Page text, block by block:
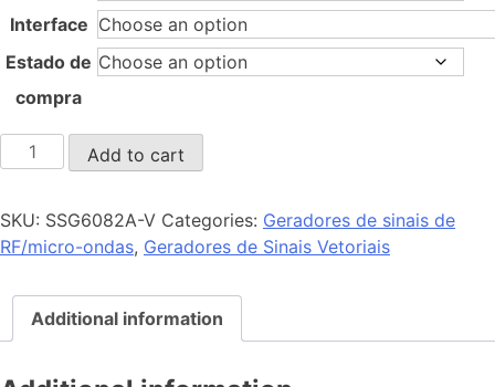
Interface
Estado de
compra
SSG6082A-
V
Add to cart
SKU: SSG6082A-V Categories: Geradores de sinais de
RF/micro-ondas, Geradores de Sinais Vetoriais
Additional information